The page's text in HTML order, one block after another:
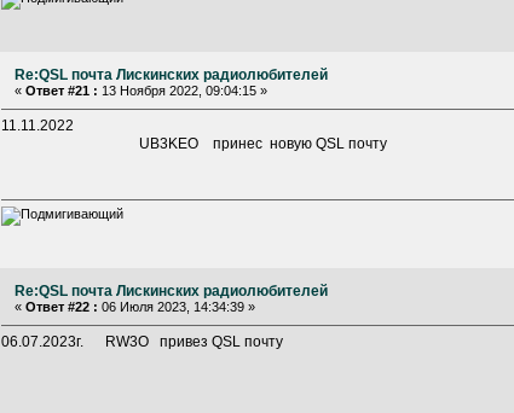
Re:QSL почта Лискинских радиолюбителей
« Ответ #21 : 13 Ноября 2022, 09:04:15 »
11.11.2022
UB3KEO принес новую QSL почту
Re:QSL почта Лискинских радиолюбителей
« Ответ #22 : 06 Июля 2023, 14:34:39 »
06.07.2023г. RW3O привез QSL почту